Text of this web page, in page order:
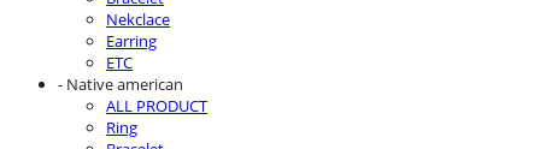
Nekclace
Earring
ETC
- Native american
ALL PRODUCT
Ring